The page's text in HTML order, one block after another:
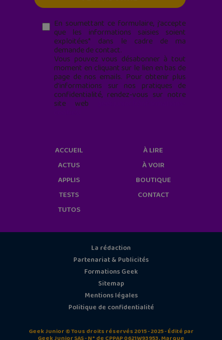
En soumettant ce formulaire, j’accepte
que les informations saisies soient
exploitées* dans le cadre de ma
demande de contact.
Vous pouvez vous désabonner à tout
moment en cliquant sur le lien en bas de
page de nos emails. Pour obtenir plus
d'informations sur nos pratiques de
confidentialité, rendez-vous sur notre
site web
ACCUEIL
ACTUS
APPLIS
TESTS
TUTOS
À LIRE
À VOIR
BOUTIQUE
CONTACT
La rédaction
Partenariat & Publicités
Formations Geek
Sitemap
Mentions légales
Politique de confidentialité
Geek Junior © Tous droits réservés 2015 - 2025 - Édité par